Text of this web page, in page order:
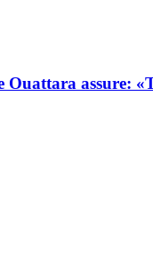
Ouattara assure: